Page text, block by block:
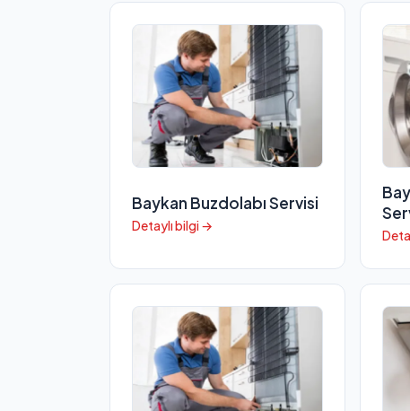
Baykan Buzdolabı Servisi
Detaylı bilgi →